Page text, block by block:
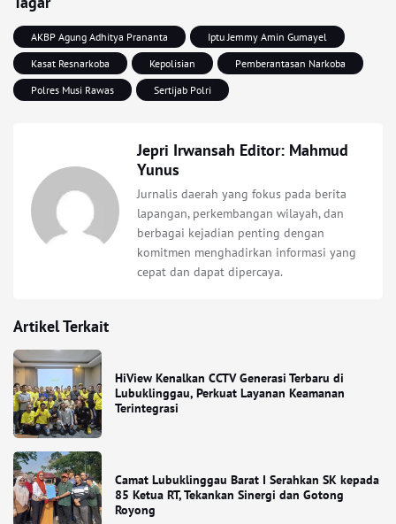
AKBP Agung Adhitya Prananta
Iptu Jemmy Amin Gumayel
Kasat Resnarkoba
Kepolisian
Pemberantasan Narkoba
Polres Musi Rawas
Sertijab Polri
Jepri Irwansah Editor: Mahmud
Yunus
Jurnalis daerah yang fokus pada berita
lapangan, perkembangan wilayah, dan
berbagai kejadian penting dengan
komitmen menghadirkan informasi yang
cepat dan dapat dipercaya.
Artikel Terkait
HiView Kenalkan CCTV Generasi Terbaru di
Lubuklinggau, Perkuat Layanan Keamanan
Terintegrasi
Camat Lubuklinggau Barat I Serahkan SK kepada
85 Ketua RT, Tekankan Sinergi dan Gotong
Royong